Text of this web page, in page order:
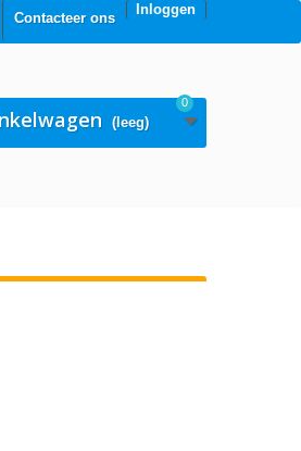
Inloggen
Contacteer ons
(leeg)
0